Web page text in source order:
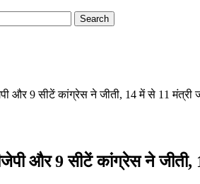
और 9 सीटें कांग्रेस ने जीती, 14 में से 11 मंत्री
और 9 सीटें कांग्रेस ने जीती,